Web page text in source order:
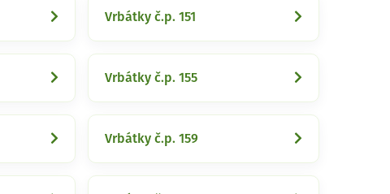
Vrbátky č.p. 151
Vrbátky č.p. 155
Vrbátky č.p. 159